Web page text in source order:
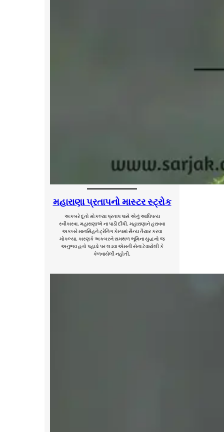
મહારાણા પ્રતાપનો માસ્ટર સ્ટ્રોક
અકબરે દૂતો મોકલ્યા પ્રતાપ પાસે એનું આધિપત્ય
સ્વીકારવા. મહારાણાએ ના પાડી દીધી. મહારાણાને હરાવવા
અકબરે માનસિંહને ટ્રેનિંગ કેમ્પમાં સૈન્ય તૈયાર કરવા
મોકલ્યા. કારણકે અકબરને સમથળ ભૂમિના યુદ્ધનો જ
અનુભવ હતો પહાડો પર લડવા એમની સેના ટેવાયેલી કે
કેળવાયેલી નહોતી.